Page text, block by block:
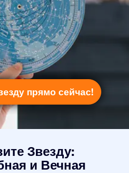
прямо сейчас!
Звезду:
и Вечная